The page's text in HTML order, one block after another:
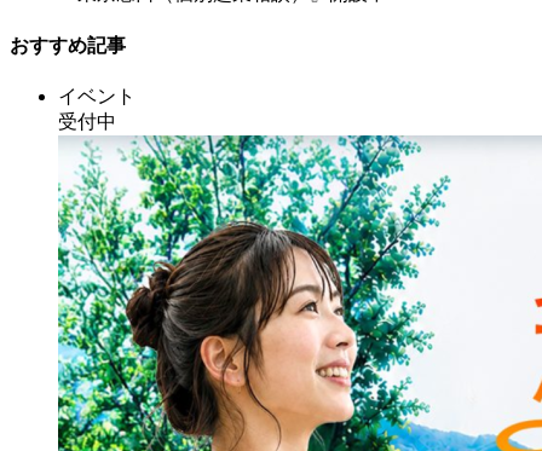
おすすめ記事
イベント
受付中